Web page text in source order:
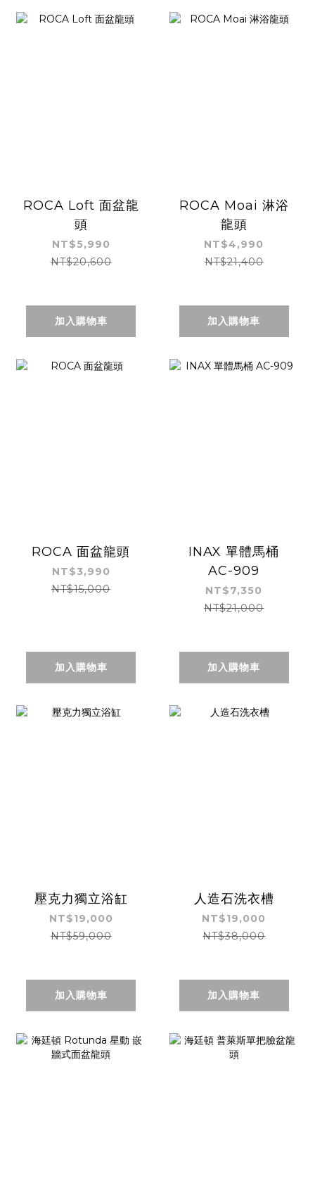
ROCA Loft 面盆龍
頭
NT$5,990
NT$20,600
加入購物車
ROCA Moai 淋浴
龍頭
NT$4,990
NT$21,400
加入購物車
ROCA 面盆龍頭
NT$3,990
NT$15,000
加入購物車
INAX 單體馬桶
AC-909
NT$7,350
NT$21,000
加入購物車
壓克力獨立浴缸
NT$19,000
NT$59,000
加入購物車
人造石洗衣槽
NT$19,000
NT$38,000
加入購物車